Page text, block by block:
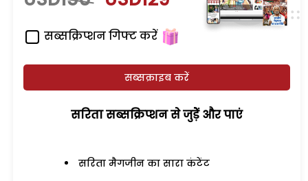
सब्सक्रिप्शन गिफ्ट करें
सब्सक्राइब करें
सरिता सब्सक्रिप्शन से जुड़ेें और पाएं
सरिता मैगजीन का सारा कंटेंट